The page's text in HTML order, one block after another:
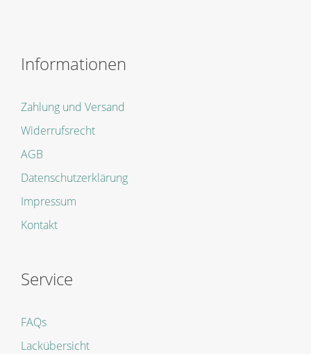
Informationen
Zahlung und Versand
Widerrufsrecht
AGB
Datenschutzerklärung
Impressum
Kontakt
Service
FAQs
Lackübersicht